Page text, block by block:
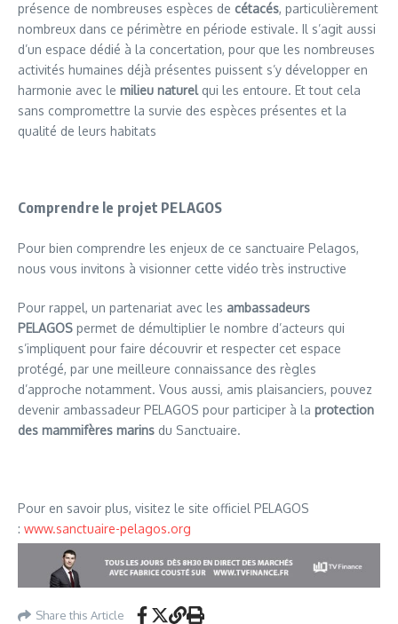
présence de nombreuses espèces de cétacés, particulièrement
nombreux dans ce périmètre en période estivale. Il s’agit aussi
d’un espace dédié à la concertation, pour que les nombreuses
activités humaines déjà présentes puissent s’y développer en
harmonie avec le milieu naturel qui les entoure. Et tout cela
sans compromettre la survie des espèces présentes et la
qualité de leurs habitats
Comprendre le projet PELAGOS
Pour bien comprendre les enjeux de ce sanctuaire Pelagos,
nous vous invitons à visionner cette vidéo très instructive
Pour rappel, un partenariat avec les ambassadeurs
PELAGOS permet de démultiplier le nombre d’acteurs qui
s’impliquent pour faire découvrir et respecter cet espace
protégé, par une meilleure connaissance des règles
d’approche notamment. Vous aussi, amis plaisanciers, pouvez
devenir ambassadeur PELAGOS pour participer à la protection
des mammifères marins du Sanctuaire.
Pour en savoir plus, visitez le site officiel PELAGOS
: www.sanctuaire-pelagos.org
Share this Article